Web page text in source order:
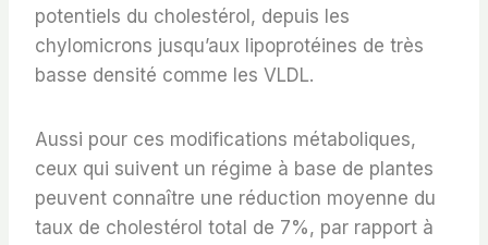
potentiels du cholestérol, depuis les
chylomicrons jusqu’aux lipoprotéines de très
basse densité comme les VLDL.
Aussi pour ces modifications métaboliques,
ceux qui suivent un régime à base de plantes
peuvent connaître une réduction moyenne du
taux de cholestérol total de 7%, par rapport à